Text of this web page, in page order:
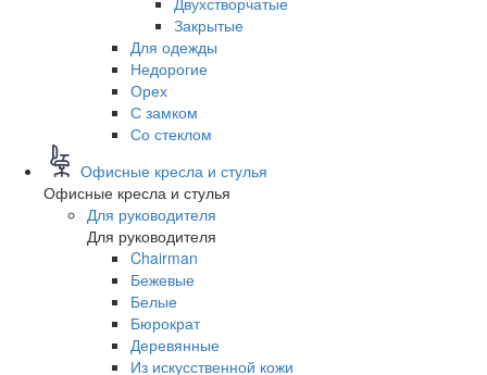
Закрытые
Для одежды
Недорогие
Орех
С замком
Со стеклом
Офисные кресла и стулья
Офисные кресла и стулья
Для руководителя
Для руководителя
Chairman
Бежевые
Белые
Бюрократ
Деревянные
Из искусственной кожи